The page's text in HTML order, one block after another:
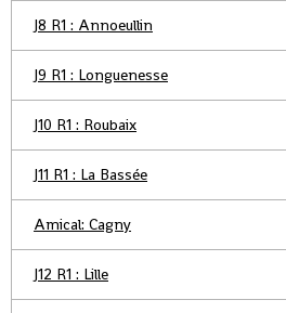
J8 R1 : Annoeullin
J9 R1 : Longuenesse
J10 R1 : Roubaix
J11 R1 : La Bassée
Amical: Cagny
J12 R1 : Lille